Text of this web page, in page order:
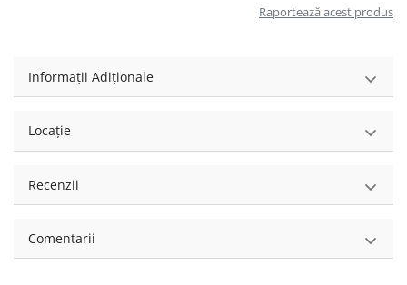
Raportează acest produs
Informații Adiționale
Locație
Recenzii
Comentarii